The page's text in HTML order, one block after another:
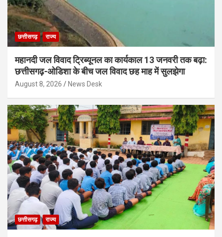
छत्तीसगढ़ राज्य
महानदी जल विवाद ट्रिब्यूनल का कार्यकाल 13 जनवरी तक बढ़ा:
छत्तीसगढ़-ओडिशा के बीच जल विवाद छह माह में सुलझेगा
August 8, 2026 News Desk
छत्तीसगढ़ राज्य